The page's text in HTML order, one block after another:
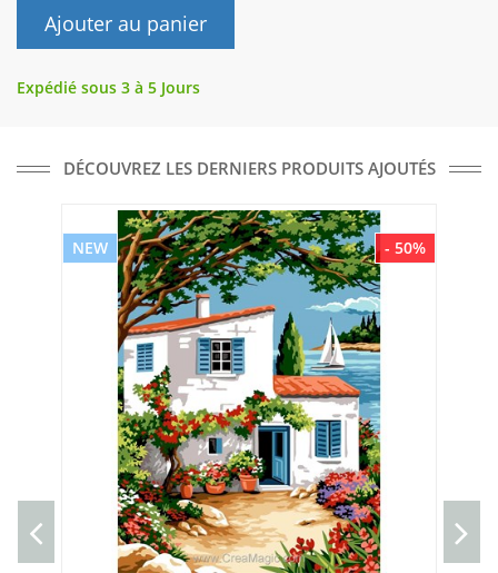
Ajouter au panier
Expédié sous 3 à 5 Jours
DÉCOUVREZ LES DERNIERS PRODUITS AJOUTÉS
- 50%
NEW